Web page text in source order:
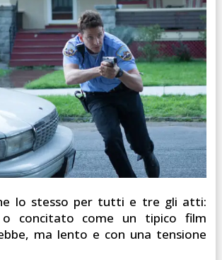
lo stesso per tutti e tre gli atti:
concitato come un tipico film
ma lento e con una tensione